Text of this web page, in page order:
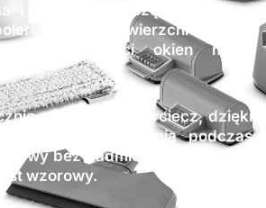
i ociekającą wszędzie brudną
powierzchni, która
większej ilości okien może
zasysa brudną ciecz, dzięki
cieszyć czystością podczas
bez nadmiernego wysiłku i
wzorowy.